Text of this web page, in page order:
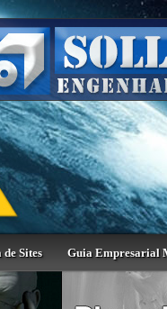
Sites Guia Empresarial